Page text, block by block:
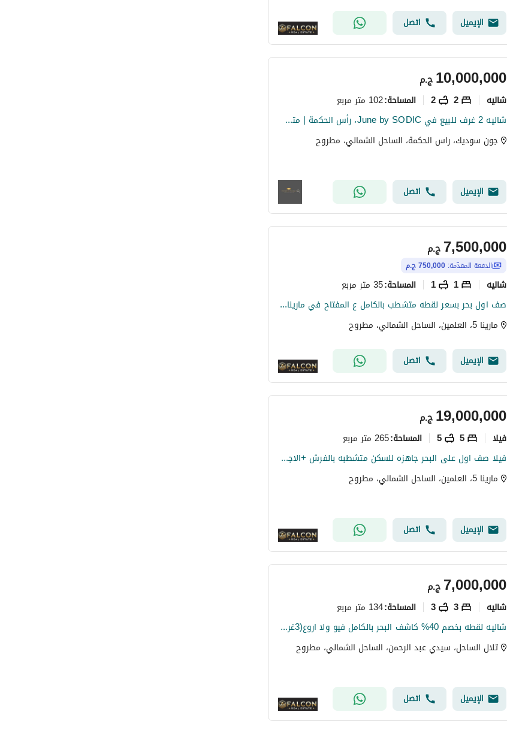
الإيميل اتصل
ج.م10,000,000
شاليه 2
2 المساحة:102 متر مربع
شاليه 2 غرف للبيع في June by SODIC، رأس الحكمة | متشطب بالكامل بالمكيفات | جاهز للاستلام
جون سوديك، راس الحكمة، الساحل الشمالي، مطروح
الإيميل اتصل
ج.م7,500,000
الدفعة المقدّمة: 750,000 ج.م
شاليه 1
1 المساحة:35 متر مربع
صف اول بحر بسعر لقطه متشطب بالكامل ع المفتاح في مارينا5 الساحل الشمالي قبل لسان الوزراء marina5 بجوار فندق Rixos دقائق من مراسي
مارينا 5، العلمين، الساحل الشمالي، مطروح
الإيميل اتصل
ج.م19,000,000
فیلا 5
5 المساحة:265 متر مربع
فيلا صف اول على البحر جاهزه للسكن متشطبه بالفرش +الاجهزه+ المطبخ+التكييفات في مارينا 5 marina5 الساحل الشمالي قبل لسان الوزراء بجوارRixos
مارينا 5، العلمين، الساحل الشمالي، مطروح
الإيميل اتصل
ج.م7,000,000
شاليه 3
3 المساحة:134 متر مربع
شاليه لقطه بخصم 40% كاشف البحر بالكامل فيو ولا اروع(3غرف) للبيع في تلال الساحل الشمالي Telal north coast بجوار لافيستا كاسكادا ومراسي وامواج وهاسيندا
تلال الساحل، سيدي عبد الرحمن، الساحل الشمالي، مطروح
الإيميل اتصل